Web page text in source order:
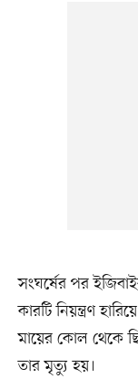
সংঘর্ষের পর
কারটি নিয়ন্ত্রণ
মায়ের কোল থেকে
তার মৃত্যু হয়।